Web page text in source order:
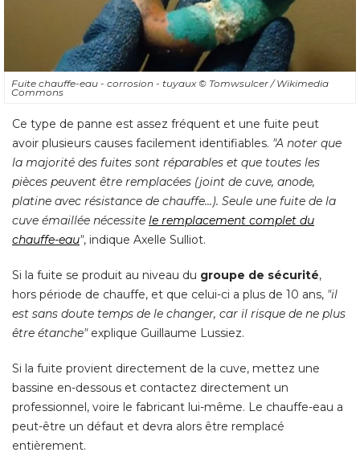
Fuite chauffe-eau - corrosion - tuyaux© Tomwsulcer / Wikimedia
Commons
Ce type de panne est assez fréquent et une fuite peut
avoir plusieurs causes facilement identifiables. "A noter que
la majorité des fuites sont réparables et que toutes les
pièces peuvent être remplacées (joint de cuve, anode,
platine avec résistance de chauffe...). Seule une fuite de la
cuve émaillée nécessite le remplacement complet du
chauffe-eau", indique Axelle Sulliot.
Si la fuite se produit au niveau du groupe de sécurité,
hors période de chauffe, et que celui-ci a plus de 10 ans, "il
est sans doute temps de le changer, car il risque de ne plus
être étanche" explique Guillaume Lussiez.
Si la fuite provient directement de la cuve, mettez une
bassine en-dessous et contactez directement un
professionnel, voire le fabricant lui-même. Le chauffe-eau a
peut-être un défaut et devra alors être remplacé
entièrement.